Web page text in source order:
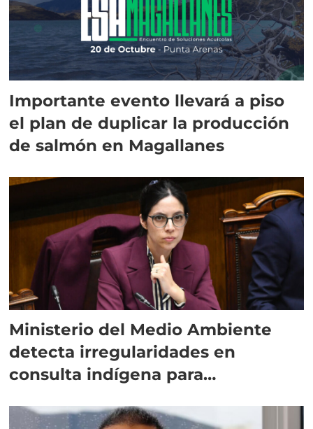
Importante evento llevará a piso
el plan de duplicar la producción
de salmón en Magallanes
Ministerio del Medio Ambiente
detecta irregularidades en
consulta indígena para